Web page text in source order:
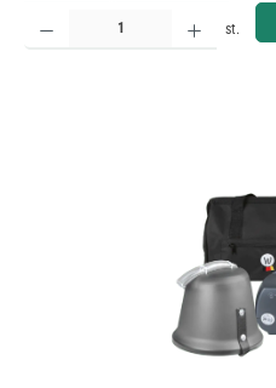
Produktkvantitet: Ange önskat belopp eller
st.